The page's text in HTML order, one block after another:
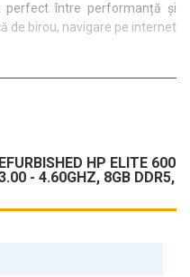
perfect între performanță și
de birou, navigare pe internet
cu zi.
HP ELITE 600
- 4.60GHZ, 8GB DDR5,